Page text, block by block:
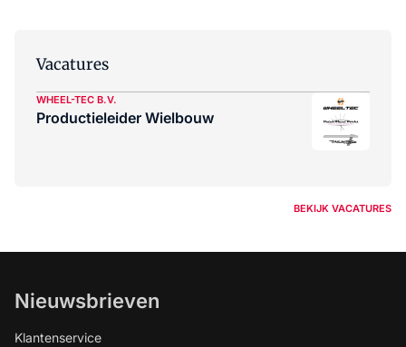
Vacatures
WHEEL-TEC B.V.
Productieleider Wielbouw
BEKIJK VACATURES
Nieuwsbrieven
Klantenservice